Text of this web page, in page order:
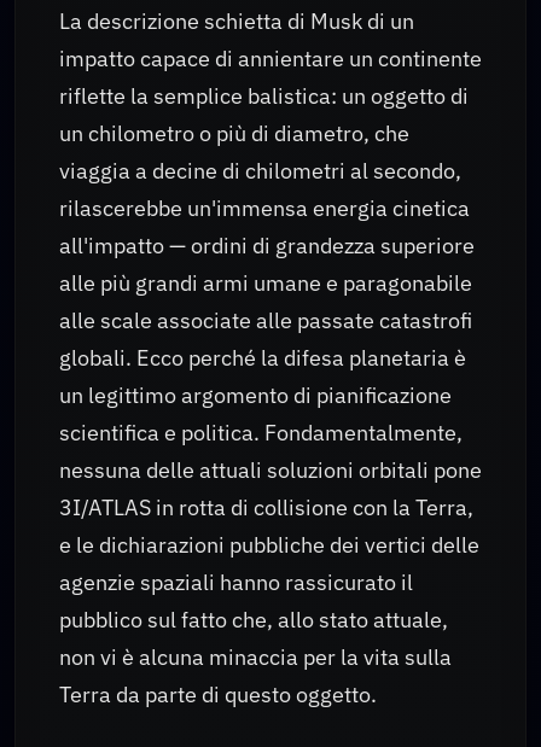
La descrizione schietta di Musk di un
impatto capace di annientare un continente
riflette la semplice balistica: un oggetto di
un chilometro o più di diametro, che
viaggia a decine di chilometri al secondo,
rilascerebbe un'immensa energia cinetica
all'impatto — ordini di grandezza superiore
alle più grandi armi umane e paragonabile
alle scale associate alle passate catastrofi
globali. Ecco perché la difesa planetaria è
un legittimo argomento di pianificazione
scientifica e politica. Fondamentalmente,
nessuna delle attuali soluzioni orbitali pone
3I/ATLAS in rotta di collisione con la Terra,
e le dichiarazioni pubbliche dei vertici delle
agenzie spaziali hanno rassicurato il
pubblico sul fatto che, allo stato attuale,
non vi è alcuna minaccia per la vita sulla
Terra da parte di questo oggetto.